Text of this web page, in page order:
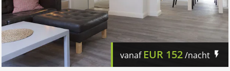
vanafEUR 152/nacht